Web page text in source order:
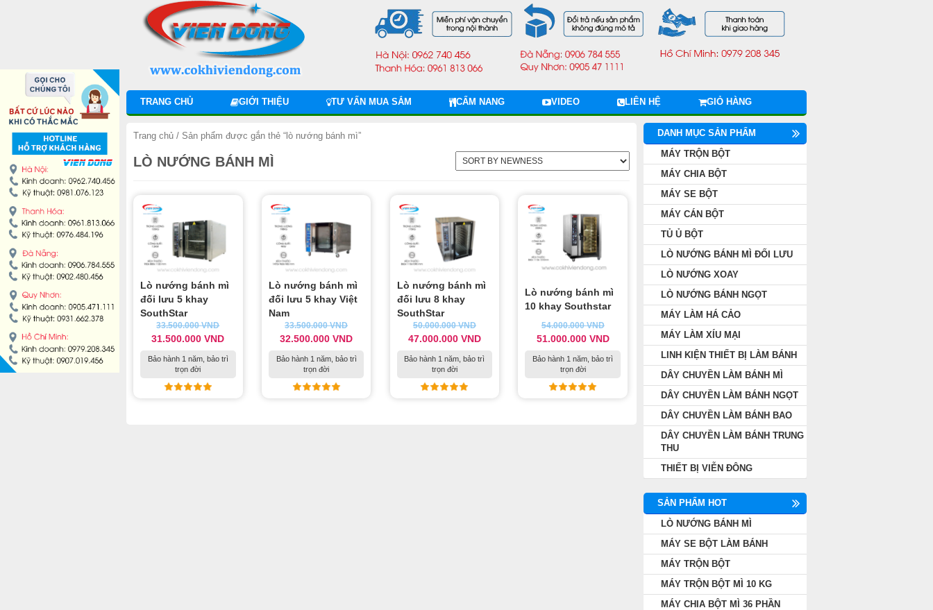
TRANG CHỦ GIỚI THIỆU TƯ VẤN MUA SẮM CẨM NANG VIDEO LIÊN HỆ GIỎ HÀNG
Trang chủ / Sản phẩm được gắn thẻ “lò nướng bánh mì”
LÒ NƯỚNG BÁNH MÌ
Lò nướng bánh mì
đối lưu 5 khay
SouthStar
33.500.000VND
31.500.000VND
Bảo hành 1 năm, bảo trì
trọn đời
Lò nướng bánh mì
đối lưu 5 khay Việt
Nam
33.500.000VND
32.500.000VND
Bảo hành 1 năm, bảo trì
trọn đời
Lò nướng bánh mì
đối lưu 8 khay
SouthStar
50.000.000VND
47.000.000 VND
Bảo hành 1 năm, bảo trì
trọn đời
Lò nướng bánh mì
10 khay Southstar
54.000.000VND
51.000.000 VND
Bảo hành 1 năm, bảo trì
trọn đời
DANH MỤC SẢN PHẨM
MÁY TRỘN BỘT
MÁY CHIA BỘT
MÁY SE BỘT
MÁY CÁN BỘT
TỦ Ủ BỘT
LÒ NƯỚNG BÁNH MÌ ĐỐI LƯU
LÒ NƯỚNG XOAY
LÒ NƯỚNG BÁNH NGỌT
MÁY LÀM HÁ CẢO
MÁY LÀM XÍU MẠI
LINH KIỆN THIẾT BỊ LÀM BÁNH
DÂY CHUYỀN LÀM BÁNH MÌ
DÂY CHUYỀN LÀM BÁNH NGỌT
DÂY CHUYỀN LÀM BÁNH BAO
DÂY CHUYỀN LÀM BÁNH TRUNG
THU
THIẾT BỊ VIỄN ĐÔNG
SẢN PHẨM HOT
LÒ NƯỚNG BÁNH MÌ
MÁY SE BỘT LÀM BÁNH
MÁY TRỘN BỘT
MÁY TRỘN BỘT MÌ 10 KG
MÁY CHIA BỘT MÌ 36 PHẦN
MÁY CHIA BỘT
MÁY SE BỘT
MÁY CÁN BỘT
TỦ Ủ BỘT
LÒ NƯỚNG BÁNH MÌ ĐỐI LƯU
LÒ NƯỚNG XOAY
LÒ NƯỚNG BÁNH NGỌT
MÁY LÀM XÍU MẠI